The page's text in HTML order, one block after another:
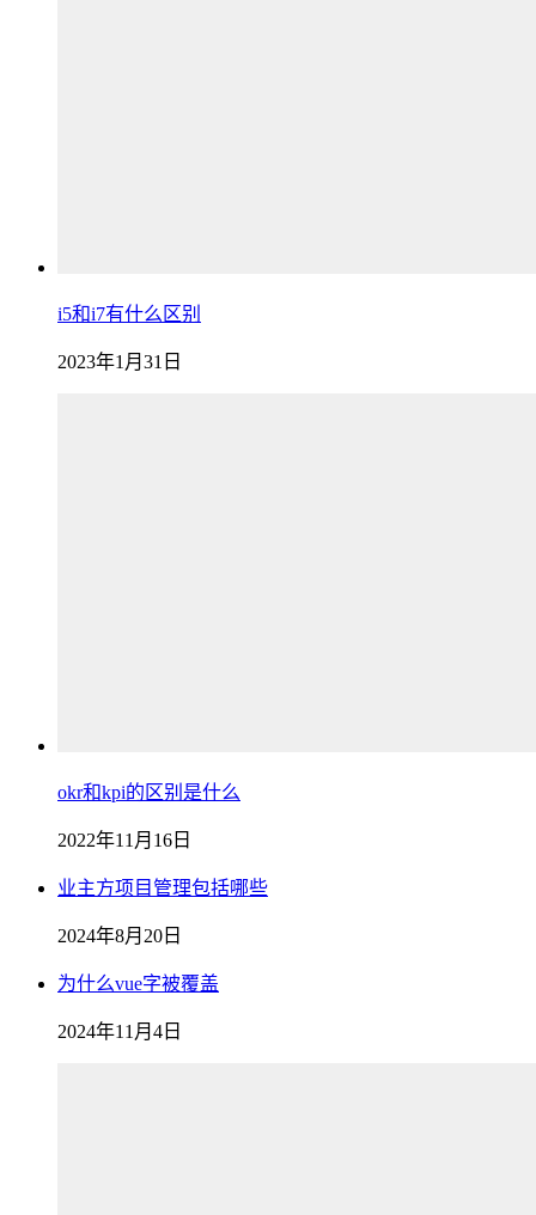
i5和i7有什么区别
2023年1月31日
okr和kpi的区别是什么
2022年11月16日
业主方项目管理包括哪些
2024年8月20日
为什么vue字被覆盖
2024年11月4日